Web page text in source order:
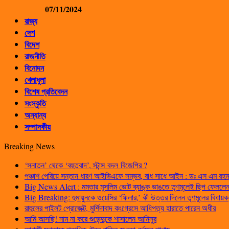
07/11/2024
রাজ্য
দেশ
বিদেশ
রাজনীতি
বিনোদন
খেলাধুলা
বিশেষ প্রতিবেদন
সংস্কৃতি
অন্যান্য
সম্পাদকীয়
Breaking News
‘সনাতন’ থেকে ‘বহুতবাদ’, স্টান্স বদল বিজেপির ?
পঞ্চাশ পেরিয়ে সন্তান ধারণ আইভিএফে সম্ভব, বাধ সাধে আইন : ডঃ এস এম
Big News Alert : মমতার মুসলিম ভোট ব্যাঙ্ক ভাঙতে তৃণমূলেই ছিপ ফেললেন
Big Breaking: হুমায়ুনকে ওয়েসির ‘ফিলার,’ কী উত্তর দিলেন তৃণমূলের বিধায়ক
রাহুলের পাইলট প্রোজেক্ট, মুর্শিদাবাদ কংগ্রেসে আধিপত্য হারাতে পারেন অধীর
আমি আসছি! নাম না করে শুভেন্দুকে শাসালেন আনিসুর